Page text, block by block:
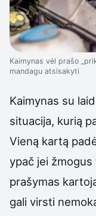
Kaimynas vėl prašo
mandagu atsisakyti
Kaimynas su
situacija, kurią
Vieną kartą
ypač jei
prašymas
gali virsti